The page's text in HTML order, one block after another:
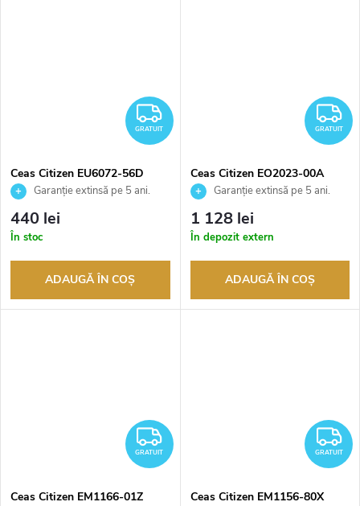
GRATUIT
GRATUIT
Ceas Citizen EU6072-56D
Garanție extinsă pe 5 ani.
Până la 100 de zile pentru
returnarea bunurilor. Vânzător
440 lei
În stoc
ADAUGĂ ÎN COŞ
GRATUIT
Ceas Citizen EO2023-00A
Garanție extinsă pe 5 ani.
Până la 100 de zile pentru
returnarea bunurilor. Vânzător
autorizat
1 128 lei
În depozit extern
ADAUGĂ ÎN COŞ
GRATUIT
GRATUIT
Ceas Citizen EM1166-01Z
GRATUIT
Ceas Citizen EM1156-80X